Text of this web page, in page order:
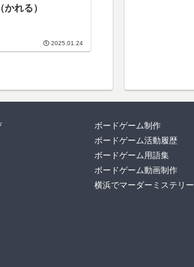
れる）
2025.01.24
ボードゲーム制作
ボードゲーム活動履歴
ボードゲーム用語集
ボードゲーム動画制作
横浜でマーダーミステリー